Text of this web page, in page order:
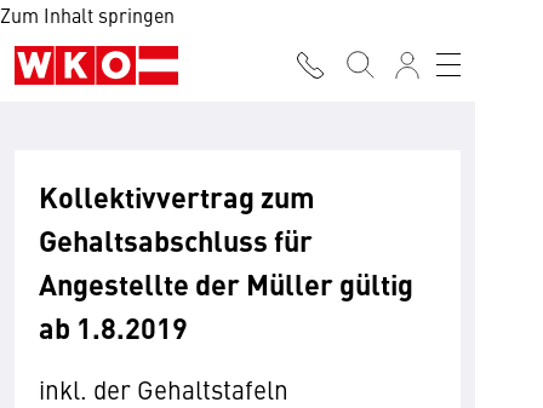
Zum Inhalt springen
Kollektivvertrag zum
Gehaltsabschluss für
Angestellte der Müller gültig
ab 1.8.2019
inkl. der Gehaltstafeln